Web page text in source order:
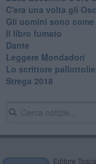
C'era una volta gli
Gli uomini sono
Il libro fumato
Dante
Leggere Mondadori
Lo scrittore
Strega 2018
Editore